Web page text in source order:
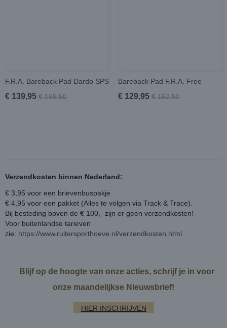
F.R.A. Bareback Pad Dardo SPS
€ 139,95 € 169,50
Bareback Pad F.R.A. Free
€ 129,95 € 152,50
Verzendkosten binnen Nederland:
€ 3,95 voor een brievenbuspakje
€ 4,95 voor een pakket (Alles te volgen via Track & Trace).
Bij besteding boven de € 100,- zijn er geen verzendkosten!
Voor buitenlandse tarieven
zie: https://www.ruitersporthoeve.nl/verzendkosten.html
Blijf op de hoogte van onze acties, schrijf je in voor
onze maandelijkse Nieuwsbrief!
HIER INSCHRIJVEN